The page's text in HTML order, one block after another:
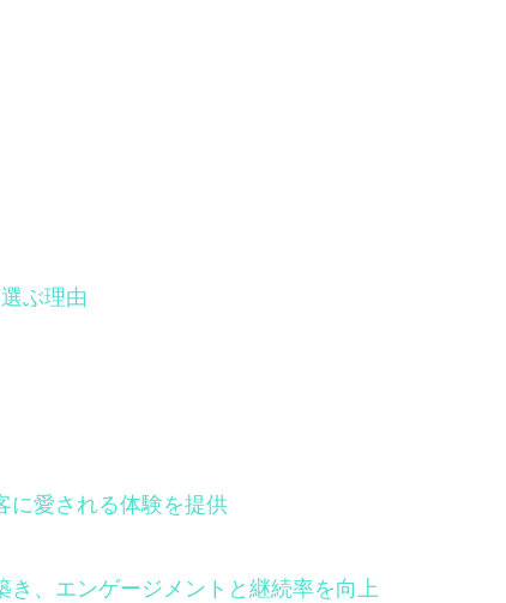
ぶ理由
に愛される体験を提供
、エンゲージメントと継続率を向上